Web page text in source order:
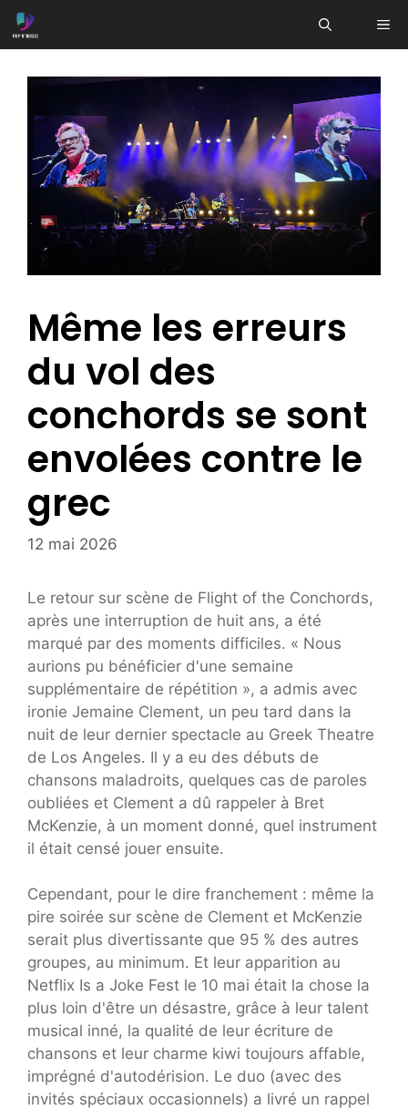
Aller
au
Même les erreurs
du vol des
conchords se sont
envolées contre le
grec
12 mai 2026
Le retour sur scène de Flight of the Conchords,
après une interruption de huit ans, a été
marqué par des moments difficiles. « Nous
aurions pu bénéficier d'une semaine
supplémentaire de répétition », a admis avec
ironie Jemaine Clement, un peu tard dans la
nuit de leur dernier spectacle au Greek Theatre
de Los Angeles. Il y a eu des débuts de
chansons maladroits, quelques cas de paroles
oubliées et Clement a dû rappeler à Bret
McKenzie, à un moment donné, quel instrument
il était censé jouer ensuite.
Cependant, pour le dire franchement : même la
pire soirée sur scène de Clement et McKenzie
serait plus divertissante que 95 % des autres
groupes, au minimum. Et leur apparition au
Netflix Is a Joke Fest le 10 mai était la chose la
plus loin d'être un désastre, grâce à leur talent
musical inné, la qualité de leur écriture de
chansons et leur charme kiwi toujours affable,
imprégné d'autodérision. Le duo (avec des
invités spéciaux occasionnels) a livré un rappel